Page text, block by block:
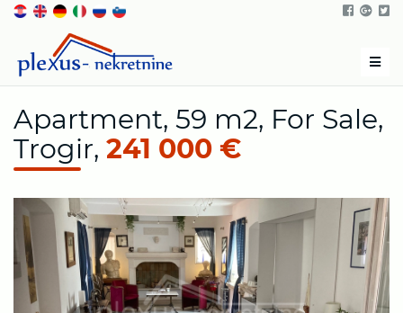
Menu
Apartment, 59 m2, For Sale,
Trogir, 241 000 €